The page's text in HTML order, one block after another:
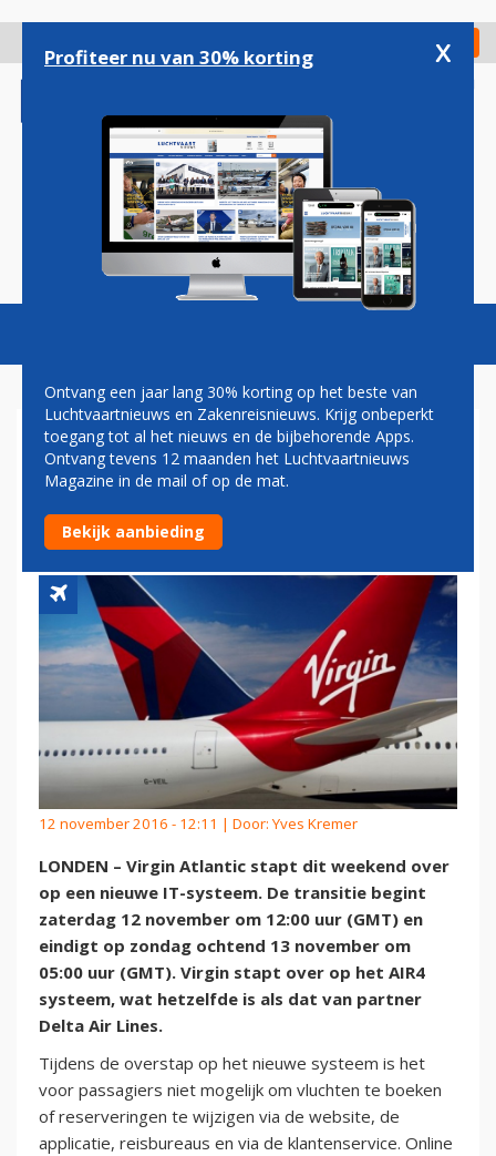
gaan
Check in
Magazine Podcasts Vacatures
VIRGIN ATLANTIC STAPT
OVER OP IT-SYSTEEM DELTA
AIR LINES
12 november 2016 - 12:11 | Door:Yves Kremer
LONDEN – Virgin Atlantic stapt dit weekend over
op een nieuwe IT-systeem. De transitie begint
zaterdag 12 november om 12:00 uur (GMT) en
eindigt op zondag ochtend 13 november om
05:00 uur (GMT). Virgin stapt over op het AIR4
systeem, wat hetzelfde is als dat van partner
Delta Air Lines.
Tijdens de overstap op het nieuwe systeem is het
voor passagiers niet mogelijk om vluchten te boeken
of reserveringen te wijzigen via de website, de
applicatie, reisbureaus en via de klantenservice. Online
Profiteer nu van 30% korting x
Ontvang een jaar lang 30% korting op het beste van
Luchtvaartnieuws en Zakenreisnieuws. Krijg onbeperkt
toegang tot al het nieuws en de bijbehorende Apps.
Ontvang tevens 12 maanden het Luchtvaartnieuws
Magazine in de mail of op de mat.
Bekijk aanbieding